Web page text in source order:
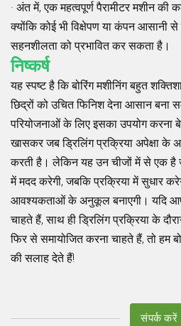
· अंत में, एक महत्वपूर्ण पैरामीटर मशीन की
क्योंकि कोई भी विक्षेपण या कंपन
सहनशीलता को प्रभावित कर सकता है।
निष्कर्ष
यह स्पष्ट है कि बोरिंग मशीनिंग बहुत
छिद्रों को उचित फिनिश देना आसान बना
परियोजनाओं के लिए इसका उपयोग करना
खासकर जब ड्रिलिंग प्रक्रिया अपेक्षा के
करती है। लेकिन यह उन चीजों में से एक है
में मदद करेगी, जबकि प्रक्रिया में सुधार
आवश्यकताओं के अनुकूल बनाएगी। यदि आप
चाहते हैं, साथ ही ड्रिलिंग प्रक्रिया के
फिर से समायोजित करना चाहते हैं, तो हम
की सलाह देते हैं!
संपर्क करें